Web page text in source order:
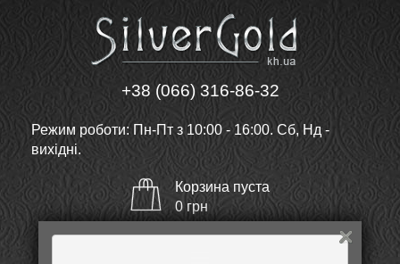
+38 (066) 316-86-32
Режим роботи: Пн-Пт з 10:00 - 16:00. Сб, Нд -
вихідні.
Корзина пуста
0 грн